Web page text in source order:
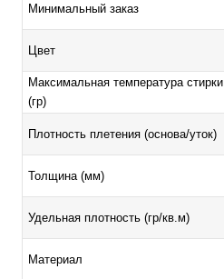
Минимальный заказ
Цвет
Максимальная температура стирки
(гр)
Плотность плетения (основа/уток)
Толщина (мм)
Удельная плотность (гр/кв.м)
Материал